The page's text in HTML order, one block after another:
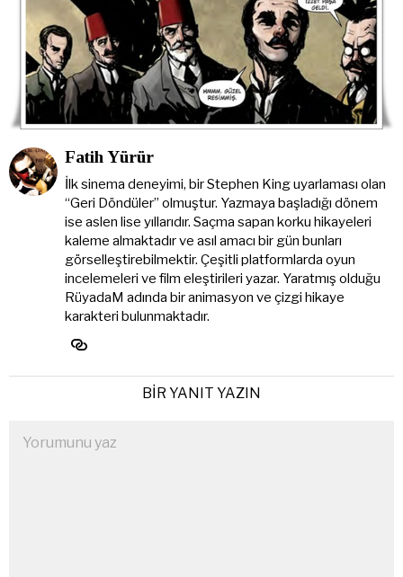
Fatih Yürür
İlk sinema deneyimi, bir Stephen King uyarlaması olan
“Geri Döndüler” olmuştur. Yazmaya başladığı dönem
ise aslen lise yıllarıdır. Saçma sapan korku hikayeleri
kaleme almaktadır ve asıl amacı bir gün bunları
görselleştirebilmektir. Çeşitli platformlarda oyun
incelemeleri ve film eleştirileri yazar. Yaratmış olduğu
RüyadaM adında bir animasyon ve çizgi hikaye
karakteri bulunmaktadır.
BIR YANIT YAZIN